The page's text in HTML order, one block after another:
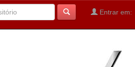
Entrar em: